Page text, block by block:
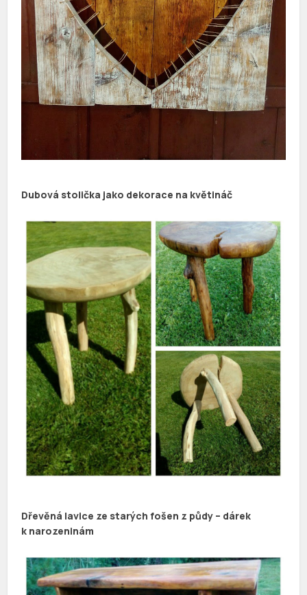
Dubová stolička jako dekorace na květináč
Dřevěná lavice ze starých fošen z půdy – dárek
k narozeninám